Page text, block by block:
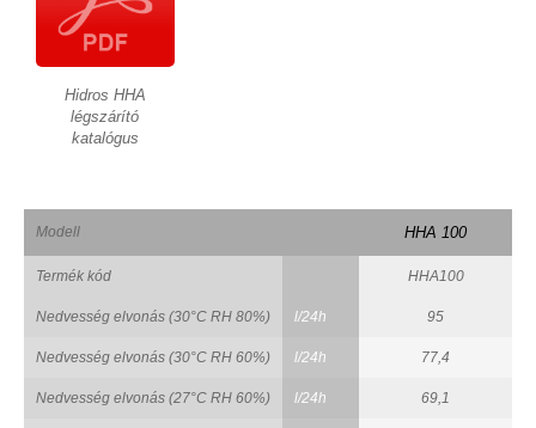
Hidros HHA
légszárító
katalógus
Modell HHA 100
Termék kód HHA100
Nedvesség elvonás (30°C RH 80%) l/24h 95
Nedvesség elvonás (30°C RH 60%) l/24h 77,4
Nedvesség elvonás (27°C RH 60%) l/24h 69,1